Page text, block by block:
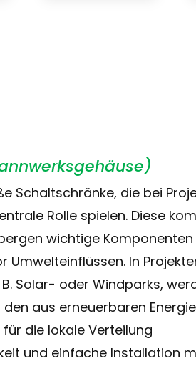
Schaltschränke, die bei
Rolle spielen. Diese
wichtige Komponenten
Umwelteinflüssen. In
Solar- oder Windparks,
aus erneuerbaren
die lokale Verteilung
und einfache Installation